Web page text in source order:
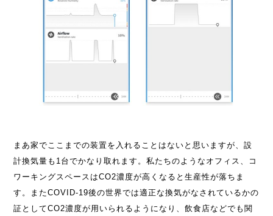
まあ家でここまでの装置を入れることはないと思いますが、設
計換気量も1台でかなり取れます。私たちのようなオフィス、コ
ワーキングスペースはCO2濃度が高くなると生産性が落ちま
す。またCOVID-19後の世界では適正な換気がなされているかの
証としてCO2濃度が用いられるようになり、飲食店などでも関